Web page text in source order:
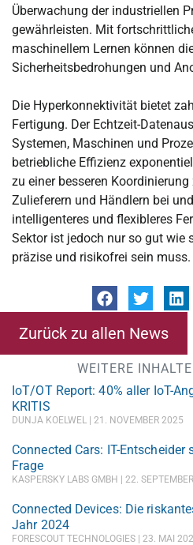
Überwachung der industriellen
gewährleisten. Mit
maschinellem Lernen können
Sicherheitsbedrohungen und
Die Hyperkonnektivität bietet
Fertigung. Der Echtzeit-
Systemen, Maschinen und
betriebliche Effizienz
zu einer besseren
Zulieferern und Händlern bei
intelligenteres und flexibleres
Sektor ist jedoch nur so gut wie
präzise und risikofrei sein muss.
Zurück zu allen News
WEITERE
IoT/OT Report: 40% aller IoT-
KRITIS
DUNJA KOELWEL 21. NOVEMBER 2025
Connected Cars: IT-
Frage
KASPERSKY LABS GMBH 22.
Connected Devices: Die
Jahr 2024
FORESCOUT TECHNOLOGIES 23. MAI